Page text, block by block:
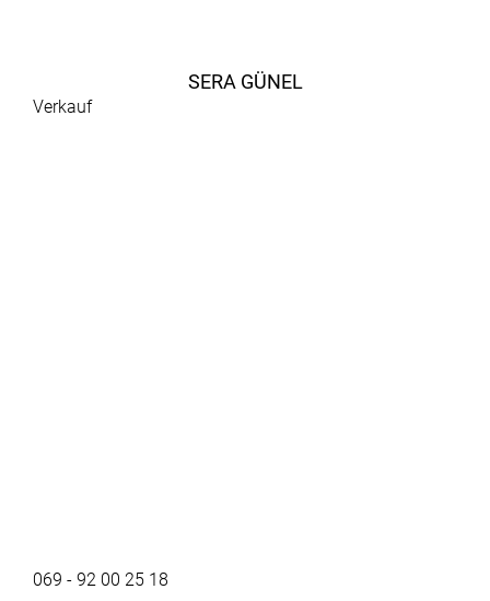
SERA GÜNEL
Verkauf
069 - 92 00 25 18